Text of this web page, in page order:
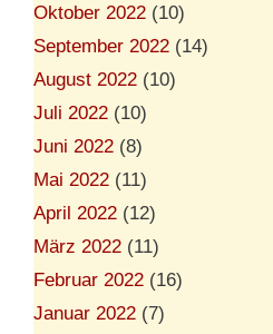
Oktober 2022 (10)
September 2022 (14)
August 2022 (10)
Juli 2022 (10)
Juni 2022 (8)
Mai 2022 (11)
April 2022 (12)
März 2022 (11)
Februar 2022 (16)
Januar 2022 (7)